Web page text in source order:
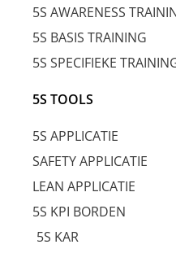
5S AWARENESS
5S BASIS TRAINING
5S SPECIFIEKE
5S TOOLS
5S APPLICATIE
SAFETY APPLICATIE
LEAN APPLICATIE
5S KPI BORDEN
5S KAR